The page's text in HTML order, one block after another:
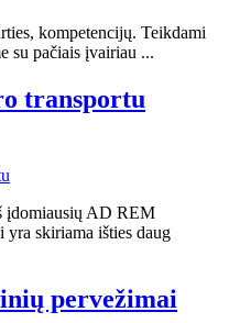
kompetencijų. Teikdami
su pačiais įvairiau ...
transportu
įdomiausių AD REM
skiriama išties daug
pervežimai